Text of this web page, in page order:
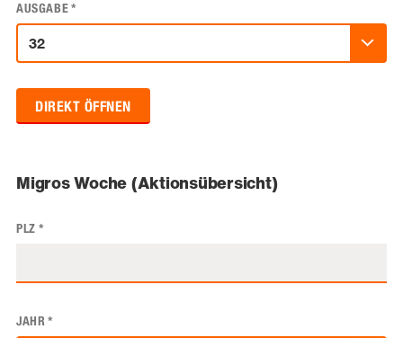
AUSGABE*
DIREKT ÖFFNEN
Migros Woche (Aktionsübersicht)
PLZ *
JAHR*